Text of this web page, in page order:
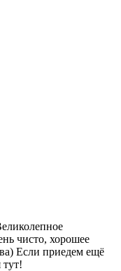
чисто, хорошее
Если приедем ещё
тут!